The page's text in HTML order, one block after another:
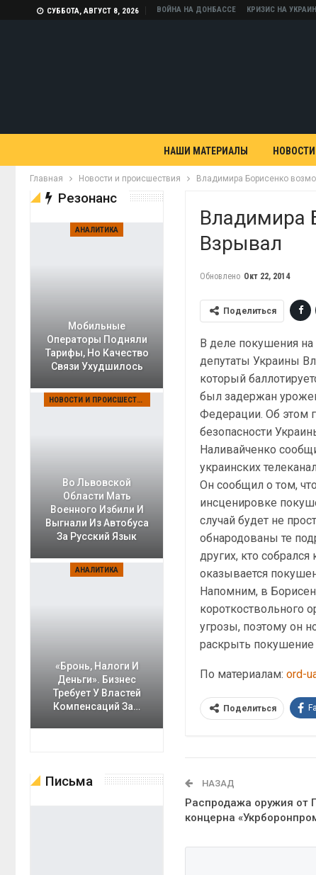
СУББОТА, АВГУСТ 8, 2026 ВОЙНА НА ДОНБАССЕ КРИЗИС НА
НАШИ МАТЕРИАЛЫ
Главная Новости и происшествия Владимира Борисенко
Владимира
Взрывал
Обновлено Окт 22, 2014
Поделиться
В деле покушения
депутаты Украины
который
был задержан
Федерации. Об этом
безопасности
Наливайченко
украинских
Он сообщил о том,
инсценировке
случай будет не
обнародованы те
других, кто
оказывается
Напомним, в
короткоствольного
угрозы, поэтому он
раскрыть покушение
По материалам:ord-
Поделиться
НАЗАД
Распродажа оружия от
концерна
Резонанс
АНАЛИТИКА
Мобильные
Операторы Подняли
Тарифы, Но Качество
Связи Ухудшилось
НОВОСТИ И ПРОИСШЕСТВИЯ
Во Львовской
Области Мать
Военного Избили И
Выгнали Из Автобуса
За Русский Язык
АНАЛИТИКА
«Бронь, Налоги И
Деньги». Бизнес
Требует У Властей
Компенсаций За…
Письма